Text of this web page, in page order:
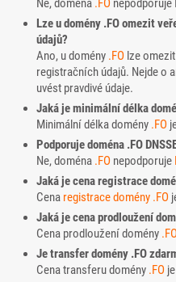
Ne, doména .FO nepodporuje
Lze u domény .FO omezit
údajů?
Ano, u domény .FO lze
registračních údajů. Nejde o
uvést pravdivé údaje.
Jaká je minimální délka
Minimální délka domény .FO
Podporuje doména .FO
Ne, doména .FO nepodporuje
Jaká je cena registrace
Cena registrace domény .FO
Jaká je cena prodloužení
Cena prodloužení domény
Je transfer domény .FO
Cena transferu domény .FO